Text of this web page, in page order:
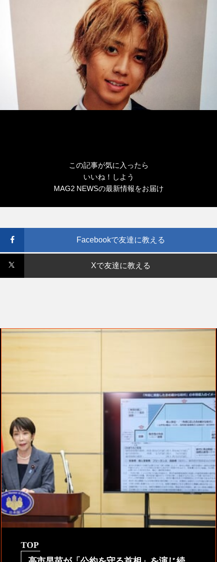
この記事が気に入ったら
いいね！しよう
MAG2 NEWSの最新情報をお届け
Facebookで友達に教える
Xで友達に教える
TOP